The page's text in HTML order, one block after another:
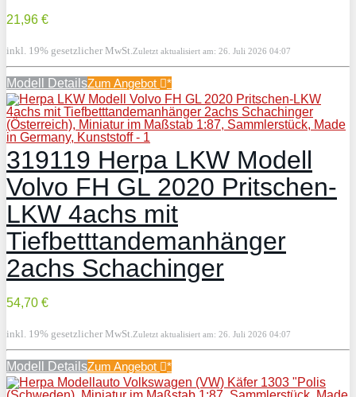
21,96 €
inkl. 19% gesetzlicher MwSt. Zuletzt aktualisiert am: 26. Juli 2026 04:07
Modell DetailsZum Angebot *
319119 Herpa LKW Modell
Volvo FH GL 2020 Pritschen-
LKW 4achs mit
Tiefbetttandemanhänger
2achs Schachinger
54,70 €
inkl. 19% gesetzlicher MwSt. Zuletzt aktualisiert am: 26. Juli 2026 04:07
Modell DetailsZum Angebot *